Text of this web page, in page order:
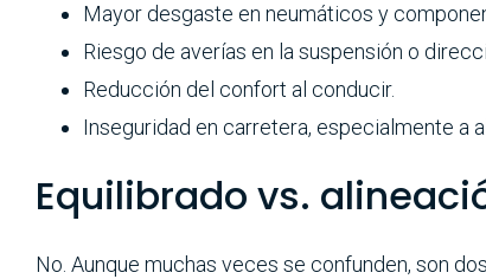
Mayor desgaste en neumáticos y
Riesgo de averías en la suspensión o
Reducción del confort al conducir.
Inseguridad en carretera, especialmente a
Equilibrado vs.
No. Aunque muchas veces se confunden, son